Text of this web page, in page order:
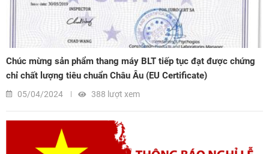
Chúc mừng sản phẩm thang máy BLT tiếp tục đạt được chứng
chỉ chất lượng tiêu chuẩn Châu Âu (EU Certificate)
05/04/2024 388 lượt xem